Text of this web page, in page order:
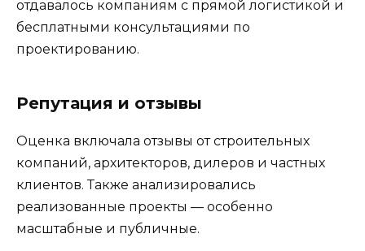
отдавалось компаниям с прямой логистикой и
бесплатными консультациями по
проектированию.
Репутация и отзывы
Оценка включала отзывы от строительных
компаний, архитекторов, дилеров и частных
клиентов. Также анализировались
реализованные проекты — особенно
масштабные и публичные.